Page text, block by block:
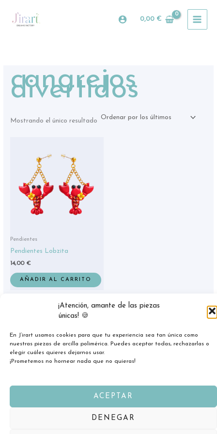
¡Atención, amante de las piezas
únicas! 🍪
En J’irart usamos cookies para que tu experiencia sea tan única como
nuestras piezas de arcilla polimérica. Puedes aceptar todas, rechazarlas o
elegir cuáles quieres dejarnos usar.
¡Prometemos no hornear nada que no quieras!
ACEPTAR
DENEGAR
contenido
0,00 €
cangrejos
divertidos
Mostrando el único resultado
Pendientes
Pendientes Lobzita
14,00 €
AÑADIR AL CARRITO
Copyright © 2026 jirart.com